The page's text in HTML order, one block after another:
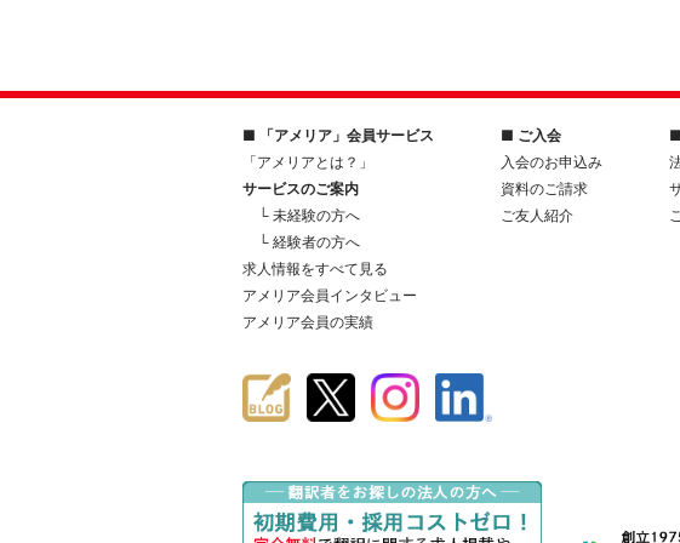
■ 「アメリア」会員サービス
「アメリアとは？」
サービスのご案内
└ 未経験の方へ
└ 経験者の方へ
求人情報をすべて見る
アメリア会員インタビュー
アメリア会員の実績
■ ご入会
入会のお申込み
資料のご請求
ご友人紹介